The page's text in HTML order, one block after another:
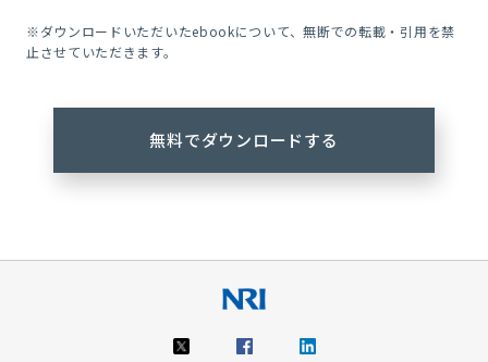
※ダウンロードいただいたebookについて、無断での転載・引用を禁
止させていただきます。